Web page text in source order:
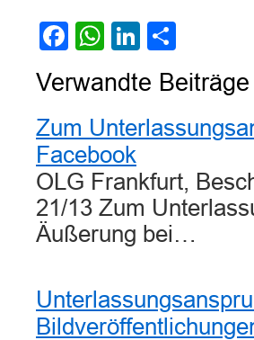
Facebook
WhatsApp
LinkedIn
Verwandte Beiträge
Zum
Facebook
OLG Frankfurt,
21/13 Zum
Äußerung bei…